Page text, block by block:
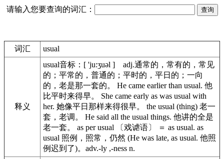
请输入您要查询的词汇：
词汇 usual
释义
usual音标：[ 'ju:ʒuəl ] adj.通常的，常有的，常见
的；平常的，普通的；平时的，平日的；一向
的，老是那一套的。 He came earlier than usual. 他
比平时来得早。 She came early as was usual with
her. 她像平日那样来得很早。 the usual (thing) 老一
套，老调。 He said all the usual things. 他讲的全是
老一套。 as per usual 〔戏谑语〕 ＝ as usual. as
usual 照例，照常，仍然 (He was late, as usual. 他照
例迟到了)。adv.-ly ,-ness n.